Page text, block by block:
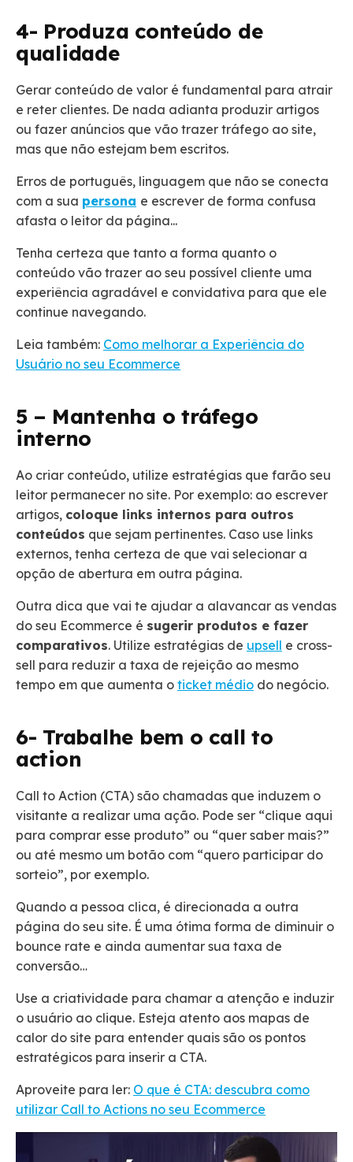
4- Produza conteúdo de
qualidade
Gerar conteúdo de valor é fundamental para atrair
e reter clientes. De nada adianta produzir artigos
ou fazer anúncios que vão trazer tráfego ao site,
mas que não estejam bem escritos.
Erros de português, linguagem que não se conecta
com a sua persona e escrever de forma confusa
afasta o leitor da página...
Tenha certeza que tanto a forma quanto o
conteúdo vão trazer ao seu possível cliente uma
experiência agradável e convidativa para que ele
continue navegando.
Leia também: Como melhorar a Experiência do
Usuário no seu Ecommerce
5 – Mantenha o tráfego
interno
Ao criar conteúdo, utilize estratégias que farão seu
leitor permanecer no site. Por exemplo: ao escrever
artigos, coloque links internos para outros
conteúdos que sejam pertinentes. Caso use links
externos, tenha certeza de que vai selecionar a
opção de abertura em outra página.
Outra dica que vai te ajudar a alavancar as vendas
do seu Ecommerce é sugerir produtos e fazer
comparativos. Utilize estratégias de upsell e cross-
sell para reduzir a taxa de rejeição ao mesmo
tempo em que aumenta o ticket médio do negócio.
6- Trabalhe bem o call to
action
Call to Action (CTA) são chamadas que induzem o
visitante a realizar uma ação. Pode ser “clique aqui
para comprar esse produto” ou “quer saber mais?”
ou até mesmo um botão com “quero participar do
sorteio”, por exemplo.
Quando a pessoa clica, é direcionada a outra
página do seu site. É uma ótima forma de diminuir o
bounce rate e ainda aumentar sua taxa de
conversão…
Use a criatividade para chamar a atenção e induzir
o usuário ao clique. Esteja atento aos mapas de
calor do site para entender quais são os pontos
estratégicos para inserir a CTA.
Aproveite para ler: O que é CTA: descubra como
utilizar Call to Actions no seu Ecommerce